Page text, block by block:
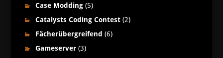
Case Modding(5)
Catalysts Coding Contest(2)
Fächerübergreifend (6)
Gameserver(3)